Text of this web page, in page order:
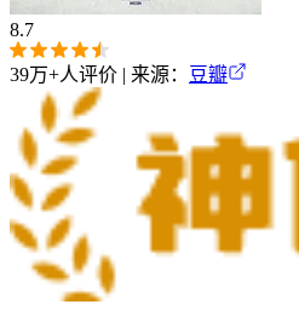
8.7
39万+人评价 | 来源： 豆瓣